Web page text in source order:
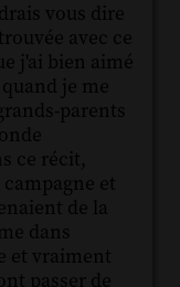
vous dire
avec ce
j'ai bien aimé
je me
parents
ce récit,
et
de la
dans
et vraiment
passer de